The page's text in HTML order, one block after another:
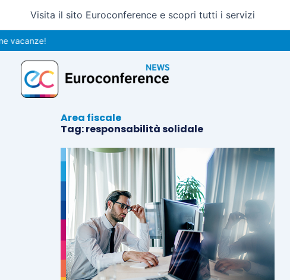
contenuto
Visita il sito Euroconference e scopri tutti i servizi
Area fiscale
Tag: responsabilità solidale